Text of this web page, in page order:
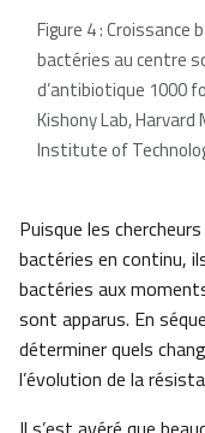
Figure 4 : Croissance
bactéries au centre
d’antibiotique 1000
Kishony Lab, Harvard
Institute of
Puisque les
bactéries en continu,
bactéries aux
sont apparus. En
déterminer quels
l’évolution de la